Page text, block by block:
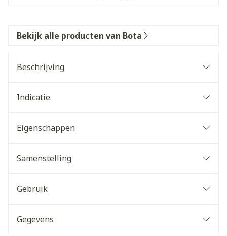
Bekijk alle producten van Bota
Beschrijving
Indicatie
Eigenschappen
Samenstelling
Gebruik
Gegevens